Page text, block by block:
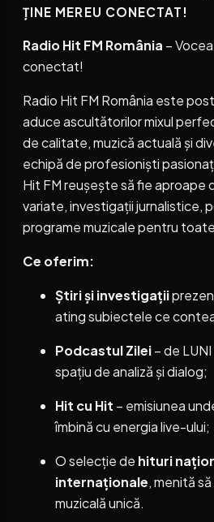
ȚINE MEREU CONECTAT!
Radio Hit FM România –
conectat!
Radio Hit FM România este
aduce ascultătorilor mixul
de calitate, muzică actuală și
echipă de profesioniști
Hit FM reușește să fie aproape
variate, investigații jurnalistice,
programe muzicale pentru
Ce oferim:
Știri și investigații
ating subiectele ce
Podcastul Zilei– de
spațiu de analiză și dialog;
Hit cu Hit – emisiunea
îmbină cu energia live-ului;
O selecție de hituri
internaționale, menită
muzicală unică.